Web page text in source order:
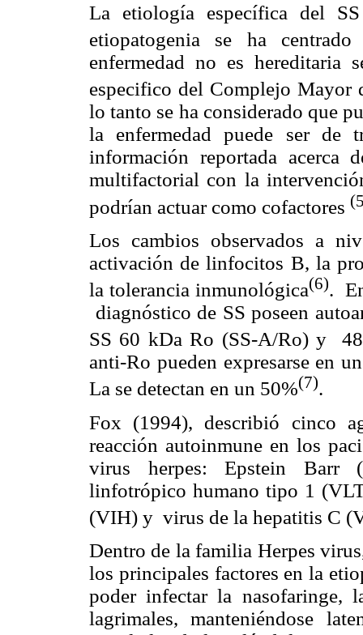
La etiología específica del
etiopatogenia se ha
enfermedad no es hereditaria
especifico del Complejo
lo tanto se ha considerado que
la enfermedad puede ser de
información reportada acerca
multifactorial con la
podrían actuar como cofactores
Los cambios observados a
activación de linfocitos B, la
la tolerancia inmunológica(6).
diagnóstico de SS poseen
SS 60 kDa Ro (SS-A/Ro) y
anti-Ro pueden expresarse en
La se detectan en un 50%(7).
Fox (1994), describió cinco
reacción autoinmune en los
virus herpes: Epstein Barr
linfotrópico humano tipo 1
(VIH) y virus de la hepatitis C
Dentro de la familia Herpes
los principales factores en la
poder infectar la nasofaringe,
lagrimales, manteniéndose